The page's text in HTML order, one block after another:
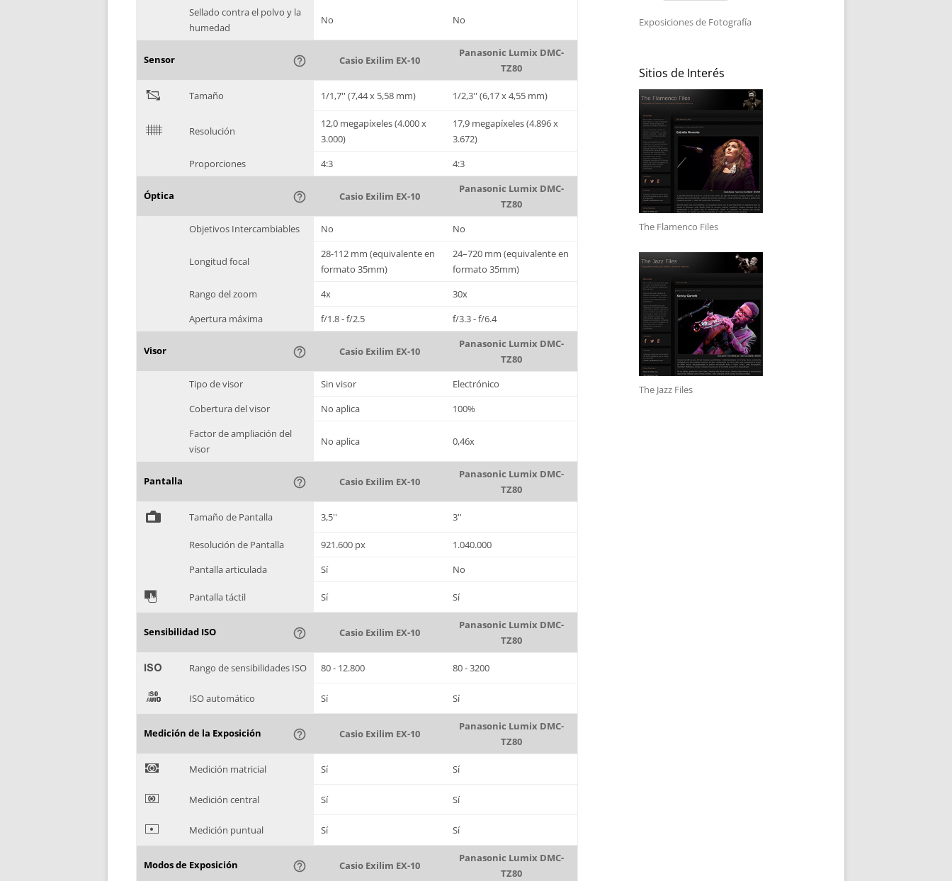
Sellado contra el polvo y la
humedad
No No
Sensor help_outline Casio Exilim EX-10
Panasonic Lumix DMC-
TZ80
" Tamaño 1/1,7'' (7,44 x 5,58 mm) 1/2,3'' (6,17 x 4,55 mm)
$ Resolución
12,0 megapíxeles (4.000 x
3.000)
17,9 megapíxeles (4.896 x
3.672)
Proporciones
4:3 4:3
Óptica help_outline Casio Exilim EX-10
Panasonic Lumix DMC-
TZ80
Objetivos Intercambiables
No No
Longitud focal
28-112 mm (equivalente en
formato 35mm)
24–720 mm (equivalente en
formato 35mm)
Rango del zoom
4x
30x
Apertura máxima
f/1.8 - f/2.5 f/3.3 - f/6.4
Visor help_outline Casio Exilim EX-10
Panasonic Lumix DMC-
TZ80
Tipo de visor
Sin visor
Electrónico
Cobertura del visor
No aplica
100%
Factor de ampliación del
visor
No aplica 0,46x
Pantalla help_outline Casio Exilim EX-10
Panasonic Lumix DMC-
TZ80
% Tamaño de Pantalla 3,5'' 3''
Resolución de Pantalla 921.600 px
1.040.000
Pantalla articulada
Sí No
& Pantalla táctil Sí Sí
Sensibilidad ISO help_outline Casio Exilim EX-10
Panasonic Lumix DMC-
TZ80
' Rango de sensibilidades ISO 80 - 12.800 80 - 3200
( ISO automático Sí Sí
Medición de la Exposición help_outline Casio Exilim EX-10
Panasonic Lumix DMC-
TZ80
) Medición matricial Sí Sí
* Medición central Sí Sí
+ Medición puntual Sí Sí
Modos de Exposición help_outline Casio Exilim EX-10
Panasonic Lumix DMC-
TZ80
Exposiciones de Fotografía
Sitios de Interés
The Flamenco Files
The Jazz Files